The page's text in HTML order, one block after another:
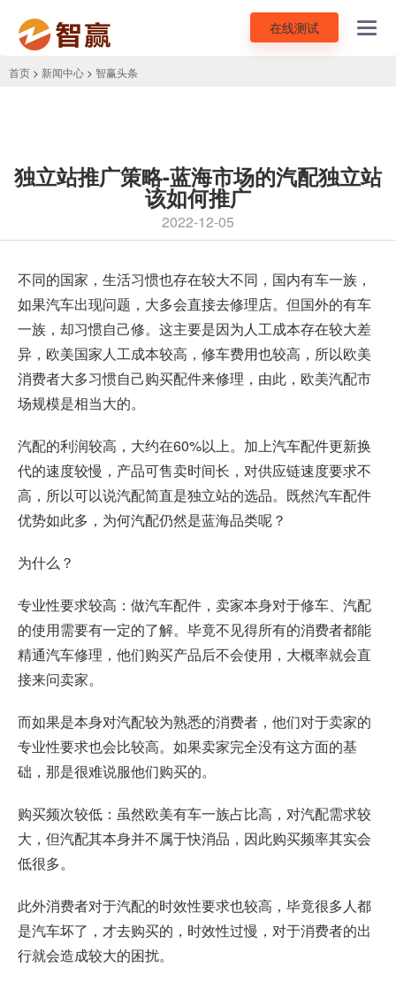
在线测试
首页 > 新闻中心 > 智赢头条
独立站推广策略-蓝海市场的汽配独立站
该如何推广
2022-12-05
不同的国家，生活习惯也存在较大不同，国内有车一族，
如果汽车出现问题，大多会直接去修理店。但国外的有车
一族，却习惯自己修。这主要是因为人工成本存在较大差
异，欧美国家人工成本较高，修车费用也较高，所以欧美
消费者大多习惯自己购买配件来修理，由此，欧美汽配市
场规模是相当大的。
汽配的利润较高，大约在60%以上。加上汽车配件更新换
代的速度较慢，产品可售卖时间长，对供应链速度要求不
高，所以可以说汽配简直是独立站的选品。既然汽车配件
优势如此多，为何汽配仍然是蓝海品类呢？
为什么？
专业性要求较高：做汽车配件，卖家本身对于修车、汽配
的使用需要有一定的了解。毕竟不见得所有的消费者都能
精通汽车修理，他们购买产品后不会使用，大概率就会直
接来问卖家。
而如果是本身对汽配较为熟悉的消费者，他们对于卖家的
专业性要求也会比较高。如果卖家完全没有这方面的基
础，那是很难说服他们购买的。
购买频次较低：虽然欧美有车一族占比高，对汽配需求较
大，但汽配其本身并不属于快消品，因此购买频率其实会
低很多。
此外消费者对于汽配的时效性要求也较高，毕竟很多人都
是汽车坏了，才去购买的，时效性过慢，对于消费者的出
行就会造成较大的困扰。